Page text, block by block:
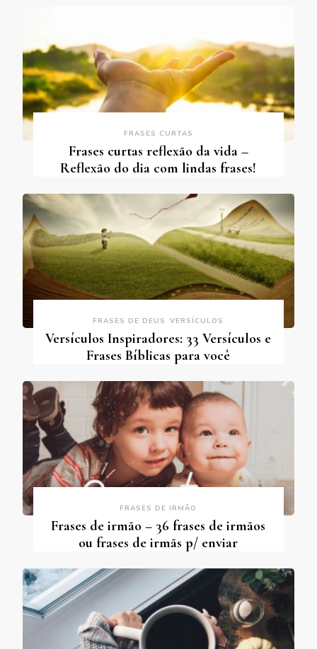
FRASES CURTAS
Frases curtas reflexão da vida –
Reflexão do dia com lindas frases!
FRASES DE DEUS VERSÍCULOS
Versículos Inspiradores: 33 Versículos e
Frases Bíblicas para você
FRASES DE IRMÃO
Frases de irmão – 36 frases de irmãos
ou frases de irmãs p/ enviar